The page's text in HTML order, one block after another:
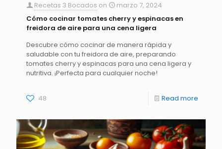
Recetas 3 Bocados on
marzo 7, 2024
Cómo cocinar tomates cherry y espinacas en
freidora de aire para una cena ligera
Descubre cómo cocinar de manera rápida y
saludable con tu freidora de aire, preparando
tomates cherry y espinacas para una cena ligera y
nutritiva. ¡Perfecta para cualquier noche!
48 Read more